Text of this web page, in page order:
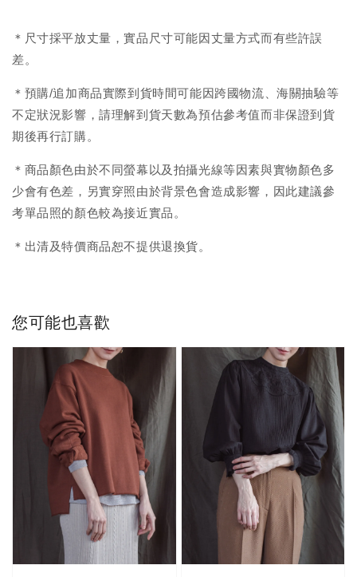
＊尺寸採平放丈量，實品尺寸可能因丈量方式而有些許誤
差。
＊預購/追加商品實際到貨時間可能因跨國物流、海關抽驗等
不定狀況影響，請理解到貨天數為預估參考值而非保證到貨
期後再行訂購。
＊商品顏色由於不同螢幕以及拍攝光線等因素與實物顏色多
少會有色差，另實穿照由於背景色會造成影響，因此建議參
考單品照的顏色較為接近實品。
＊出清及特價商品恕不提供退換貨。
您可能也喜歡